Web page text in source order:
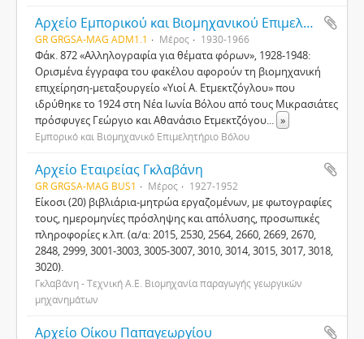
Αρχείο Εμπορικού και Βιομηχανικού Επιμελητηρίου (ΕΒΕ) Βόλου
GR GRGSA-MAG ADM1.1 Μέρος 1930-1966
Φάκ. 872 «Αλληλογραφία για θέματα φόρων», 1928-1948:
Ορισμένα έγγραφα του φακέλου αφορούν τη βιομηχανική
επιχείρηση-μεταξουργείο «Υιοί Α. Ετμεκτζόγλου» που
ιδρύθηκε το 1924 στη Νέα Ιωνία Βόλου από τους Μικρασιάτες
πρόσφυγες Γεώργιο και Αθανάσιο Ετμεκτζόγου... »
Εμπορικό και Βιομηχανικό Επιμελητήριο Βόλου
Αρχείο Εταιρείας Γκλαβάνη
GR GRGSA-MAG BUS1 Μέρος 1927-1952
Είκοσι (20) βιβλιάρια-μητρώα εργαζομένων, με φωτογραφίες
τους, ημερομηνίες πρόσληψης και απόλυσης, προσωπικές
πληροφορίες κ.λπ. (α/α: 2015, 2530, 2564, 2660, 2669, 2670,
2848, 2999, 3001-3003, 3005-3007, 3010, 3014, 3015, 3017, 3018,
3020).
Γκλαβάνη - Τεχνική Α.Ε. Βιομηχανία παραγωγής γεωργικών
μηχανημάτων
Αρχείο Οίκου Παπαγεωργίου